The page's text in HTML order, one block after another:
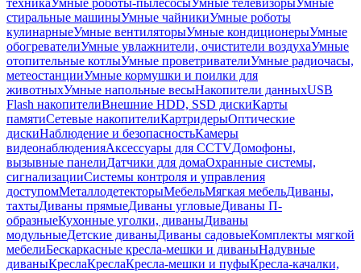
техникаУмные роботы-пылесосыУмные телевизорыУмные
стиральные машиныУмные чайникиУмные роботы
кулинарныеУмные вентиляторыУмные кондиционерыУмные
обогревателиУмные увлажнители, очистители воздухаУмные
отопительные котлыУмные проветривателиУмные радиочасы,
метеостанцииУмные кормушки и поилки для
животныхУмные напольные весыНакопители данныхUSB
Flash накопителиВнешние HDD, SSD дискиКарты
памятиСетевые накопителиКартридерыОптические
дискиНаблюдение и безопасностьКамеры
видеонаблюденияАксессуары для CCTVДомофоны,
вызывные панелиДатчики для домаОхранные системы,
сигнализацииСистемы контроля и управления
доступомМеталлодетекторыМебельМягкая мебельДиваны,
тахтыДиваны прямыеДиваны угловыеДиваны П-
образныеКухонные уголки, диваныДиваны
модульныеДетские диваныДиваны садовыеКомплекты мягкой
мебелиБескаркасные кресла-мешки и диваныНадувные
диваныКреслаКреслаКресла-мешки и пуфыКресла-качалки,